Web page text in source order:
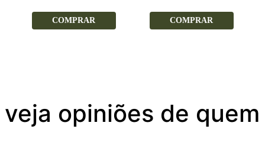
COMPRAR COMPRAR
opiniões de